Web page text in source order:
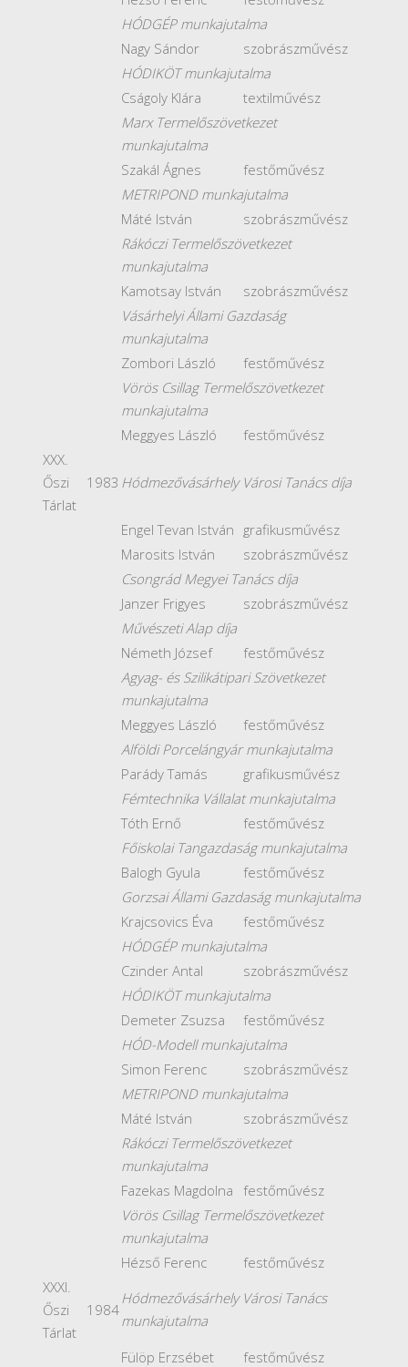
HÓDGÉP munkajutalma
Nagy Sándor
szobrászművész
HÓDIKÖT munkajutalma
Cságoly Klára
textilművész
Marx Termelőszövetkezet
munkajutalma
Szakál Ágnes
festőművész
METRIPOND munkajutalma
Máté István
szobrászművész
Rákóczi Termelőszövetkezet
munkajutalma
Kamotsay István
szobrászművész
Vásárhelyi Állami Gazdaság
munkajutalma
Zombori László
festőművész
Vörös Csillag Termelőszövetkezet
munkajutalma
Meggyes László
festőművész
XXX.
Őszi
Tárlat
1983 Hódmezővásárhely Városi Tanács díja
Engel Tevan István grafikusművész
Marosits István
szobrászművész
Csongrád Megyei Tanács díja
Janzer Frigyes
szobrászművész
Művészeti Alap díja
Németh József
festőművész
Agyag- és Szilikátipari Szövetkezet
munkajutalma
Meggyes László
festőművész
Alföldi Porcelángyár munkajutalma
Parády Tamás
grafikusművész
Fémtechnika Vállalat munkajutalma
Tóth Ernő
festőművész
Főiskolai Tangazdaság munkajutalma
Balogh Gyula
festőművész
Gorzsai Állami Gazdaság munkajutalma
Krajcsovics Éva
festőművész
HÓDGÉP munkajutalma
Czinder Antal
szobrászművész
HÓDIKÖT munkajutalma
Demeter Zsuzsa
festőművész
HÓD-Modell munkajutalma
Simon Ferenc
szobrászművész
METRIPOND munkajutalma
Máté István
szobrászművész
Rákóczi Termelőszövetkezet
munkajutalma
Fazekas Magdolna festőművész
Vörös Csillag Termelőszövetkezet
munkajutalma
Hézső Ferenc
festőművész
XXXI.
Őszi
Tárlat
1984
Hódmezővásárhely Városi Tanács
munkajutalma
Fülöp Erzsébet
festőművész